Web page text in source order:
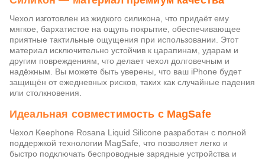
Чехол изготовлен из жидкого силикона, что придаёт ему
мягкое, бархатистое на ощупь покрытие, обеспечивающее
приятные тактильные ощущения при использовании. Этот
материал исключительно устойчив к царапинам, ударам и
другим повреждениям, что делает чехол долговечным и
надёжным. Вы можете быть уверены, что ваш iPhone будет
защищён от ежедневных рисков, таких как случайные падения
или столкновения.
Идеальная совместимость с MagSafe
Чехол Keephone Rosana Liquid Silicone разработан с полной
поддержкой технологии MagSafe, что позволяет легко и
быстро подключать беспроводные зарядные устройства и